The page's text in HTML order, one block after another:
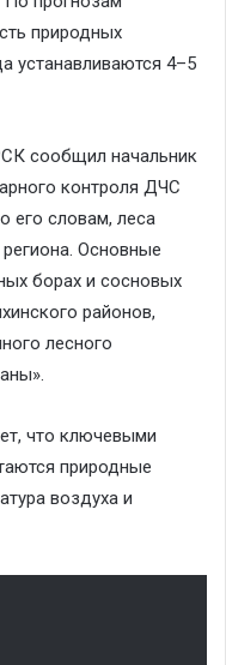
природных
устанавливаются 4–5
сообщил начальник
контроля ДЧС
его словам, леса
Основные
борах и сосновых
районов,
лесного
что ключевыми
природные
воздуха и